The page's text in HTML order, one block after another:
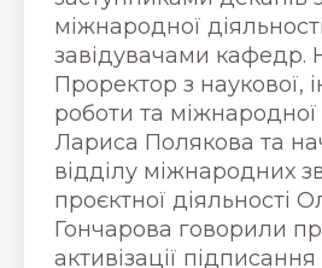
міжнародної
завідувачами кафедр.
Проректор з наукової,
роботи та міжнародної
Лариса Полякова та
відділу міжнародних
проєктної діяльності
Гончарова говорили
активізації